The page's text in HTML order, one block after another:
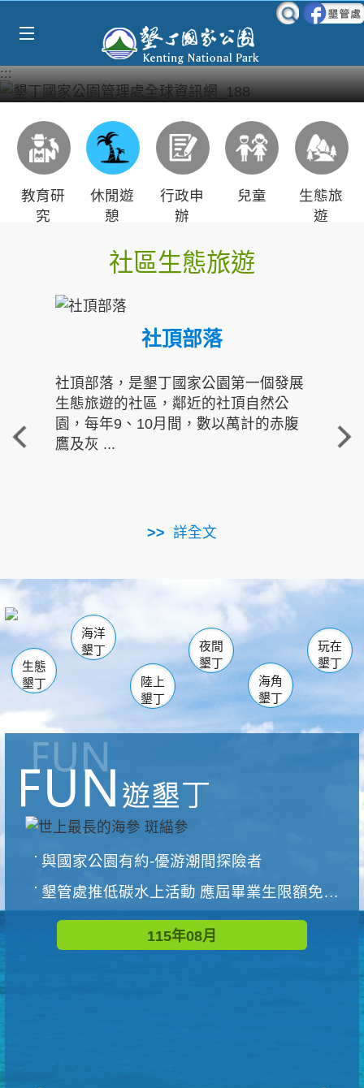
:::
教育研
究
休閒遊
憩
行政申
辦
兒童
生態旅
遊
社區生態旅遊
社頂部落
社頂部落，是墾丁國家公園第一個發展
生態旅遊的社區，鄰近的社頂自然公
園，每年9、10月間，數以萬計的赤腹
鷹及灰 ...
詳全文
重
走進
南仁湖
海生館
恆春 佳樂水
龍鑾潭自然中心 森林遊樂區
瓊麻館
關山 墾管處遊客中心
社頂公園 風吹沙
船帆石
白砂 龍磐公園
香蕉灣
砂島
鵝鑾鼻
生態
墾丁
海洋
墾丁
陸上
墾丁
夜間
墾丁
海角
墾丁
玩在
墾丁
與國家公園有約-優游潮間探險者
墾管處推低碳水上活動 應屆畢業生限額免費參加
115年08月